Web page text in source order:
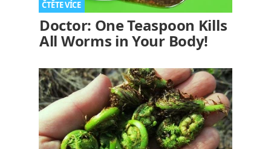
Doctor: One Teaspoon Kills
All Worms in Your Body!